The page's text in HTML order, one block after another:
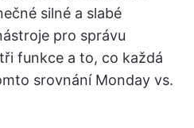
silné a slabé
pro správu
funkce a to, co každá
srovnání Monday vs.